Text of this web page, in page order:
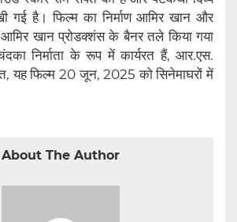
गई है। फिल्म का निर्माण आमिर खान और
आमिर खान प्रोडक्शंस के बैनर तले किया गया
निर्माता के रूप में कार्यरत हैं, आर.एस.
यह फिल्म 20 जून, 2025 को सिनेमाघरों में
About The Author